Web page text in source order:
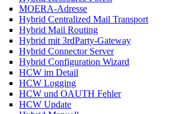
MOERA-Adresse
Hybrid Centralized Mail Transport
Hybrid Mail Routing
Hybrid mit 3rdParty-Gateway
Hybrid Connector Server
Hybrid Configuration Wizard
HCW im Detail
HCW Logging
HCW und OAUTH Fehler
HCW Update